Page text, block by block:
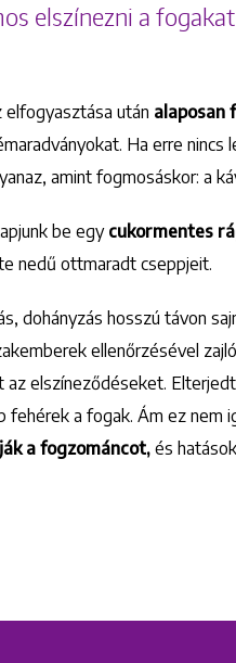
elszínezni a fogakat.
elfogyasztása után alaposan
Ha erre
amint fogmosáskor: a
be egy cukormentes
nedű ottmaradt cseppjeit.
dohányzás hosszú távon
ellenőrzésével
elszíneződéseket.
a fogak. Ám ez nem
a fogzománcot, és